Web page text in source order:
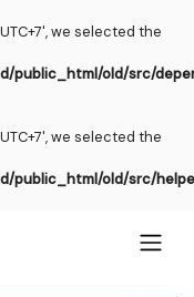
we selected the
public_html/old/src/
we selected the
public_html/old/src/